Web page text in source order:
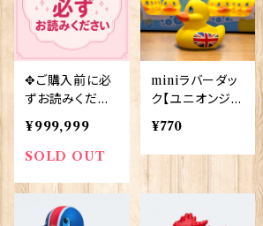
✥ご購入前に必
ずお読みくださ
い✥
¥999,999
SOLD OUT
miniラバーダッ
ク【ユニオンジャ
ック】Elgate Pr
¥770